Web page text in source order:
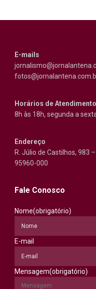
E-mails
Horários de Atendimento
8h às 18h, segunda a
Endereço
R. Júlio de Castilhos, 983
95960-000
Fale Conosco
Nome(obrigatório)
E-mail
Mensagem(obrigatório)